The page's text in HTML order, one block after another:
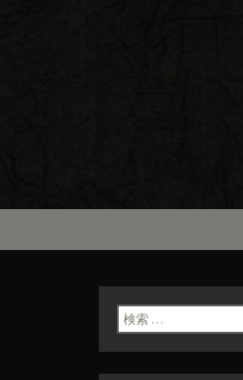
食「魯
の「魯ビン（ろびん
検索: